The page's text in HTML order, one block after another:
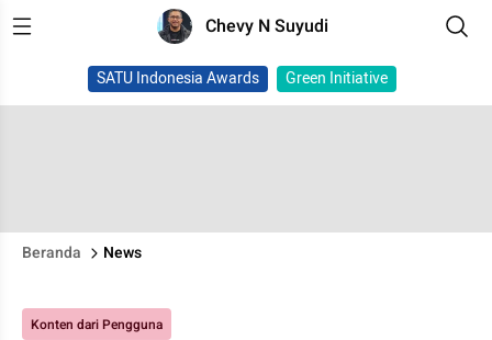
Chevy N Suyudi
SATU Indonesia Awards Green Initiative
Beranda News
Konten dari Pengguna